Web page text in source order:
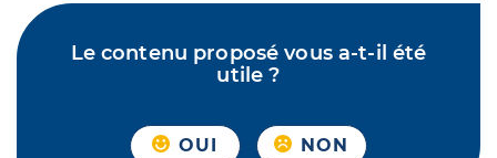
Le contenu proposé vous a-t-il été
utile ?
OUI NON